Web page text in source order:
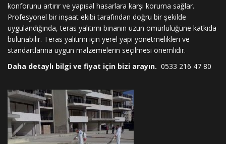
konforunu artırır ve yapısal hasarlara karşı koruma sağlar.
Profesyonel bir inşaat ekibi tarafından doğru bir şekilde
uygulandığında, teras yalıtımı binanın uzun ömürlülüğüne katkıda
bulunabilir. Teras yalıtımı için yerel yapı yönetmelikleri ve
standartlarına uygun malzemelerin seçilmesi önemlidir.
Daha detaylı bilgi ve fiyat için bizi arayın. 0533 216 47 80